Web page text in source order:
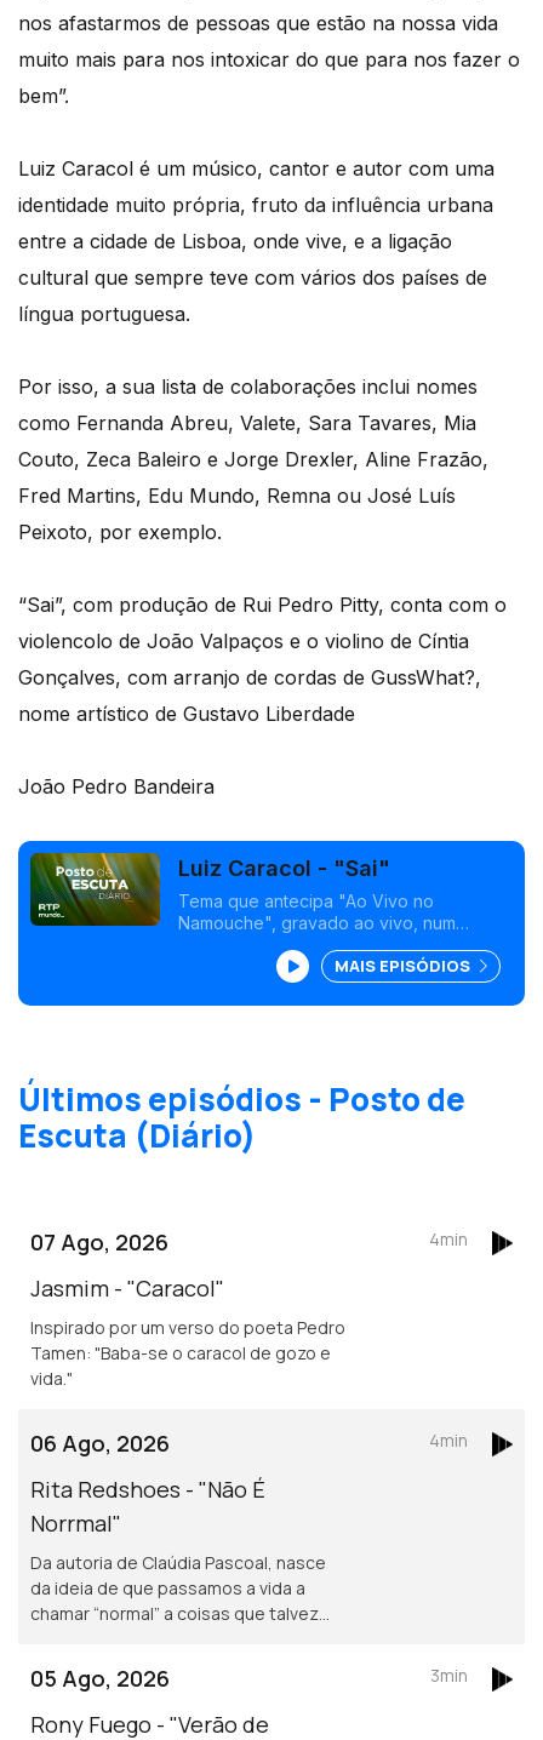
nos afastarmos de pessoas que estão na nossa vida
muito mais para nos intoxicar do que para nos fazer o
bem”.
Luiz Caracol é um músico, cantor e autor com uma
identidade muito própria, fruto da influência urbana
entre a cidade de Lisboa, onde vive, e a ligação
cultural que sempre teve com vários dos países de
língua portuguesa.
Por isso, a sua lista de colaborações inclui nomes
como Fernanda Abreu, Valete, Sara Tavares, Mia
Couto, Zeca Baleiro e Jorge Drexler, Aline Frazão,
Fred Martins, Edu Mundo, Remna ou José Luís
Peixoto, por exemplo.
“Sai”, com produção de Rui Pedro Pitty, conta com o
violencolo de João Valpaços e o violino de Cíntia
Gonçalves, com arranjo de cordas de GussWhat?,
nome artístico de Gustavo Liberdade
João Pedro Bandeira
Luiz Caracol - "Sai"
Tema que antecipa "Ao Vivo no
Namouche", gravado ao vivo, num
Pedro Pitty, “Sai”, à voz e guitarra, conta
com o violoncelo de João Valpaços e o
violino de Cíntia Gonçalves.
MAIS EPISÓDIOS
Últimos episódios - Posto de
Escuta (Diário)
07 Ago, 2026
Jasmim - "Caracol"
Inspirado por um verso do poeta Pedro
Tamen: "Baba-se o caracol de gozo e
vida."
4min
06 Ago, 2026
Rita Redshoes - "Não É
Norrmal"
Da autoria de Claúdia Pascoal, nasce
da ideia de que passamos a vida a
chamar “normal” a coisas que talvez
4min
05 Ago, 2026
Rony Fuego - "Verão de
3min